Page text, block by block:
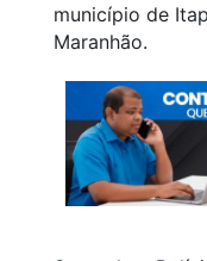
município de
Maranhão.